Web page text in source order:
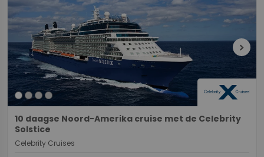
chevron_right
10 daagse Noord-Amerika cruise met de Celebrity
Solstice
Celebrity Cruises